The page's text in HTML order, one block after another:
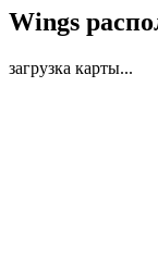
Wings
загрузка карты...